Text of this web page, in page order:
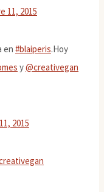
11, 2015
en #blaiperis.Hoy
y@creativegan
2015